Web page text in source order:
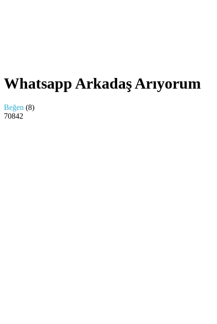
Whatsapp Arkadaş Arıyorum
Beğen (8)
70842